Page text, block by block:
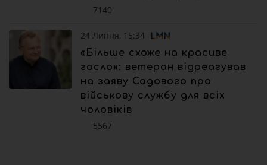
7140
24 Липня, 15:34
«Більше схоже на красиве
гасло»: ветеран відреагував
на заяву Садового про
військову службу для всіх
чоловіків
5567